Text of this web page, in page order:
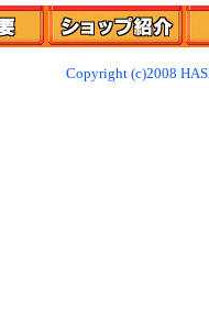
Copyright (c)2008